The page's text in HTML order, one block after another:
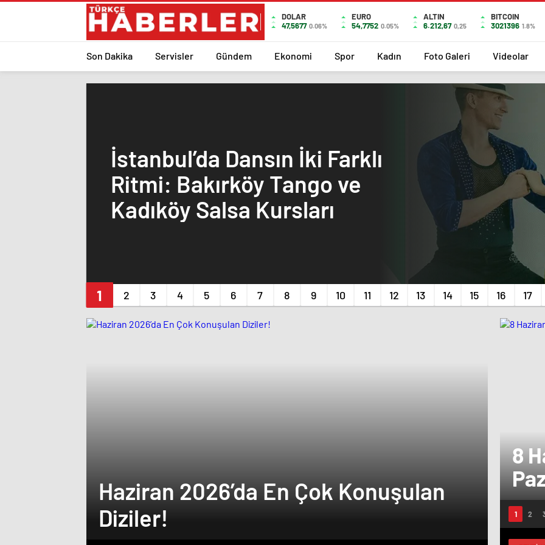
DOLAR
47,5677 0.06%
EURO
54,7752 0.05%
ALTIN
6.212,67 0,25
BITCOIN
3021396 1.8%
Son Dakika Servisler Gündem Ekonomi Spor Kadın Foto Galeri Videolar
İstanbul’da Dansın İki Farklı
Ritmi: Bakırköy Tango ve
Kadıköy Salsa Kursları
Haziran 2026’da En Çok Konuşulan
Diziler!
8